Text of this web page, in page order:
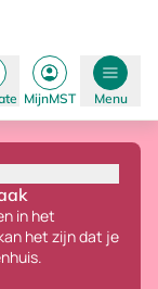
MijnMST Menu
in het
het zijn dat je